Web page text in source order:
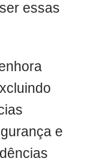
essas
e